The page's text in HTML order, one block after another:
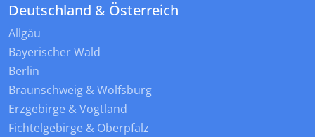
Deutschland & Österreich
Allgäu
Bayerischer Wald
Berlin
Braunschweig & Wolfsburg
Erzgebirge & Vogtland
Fichtelgebirge & Oberpfalz